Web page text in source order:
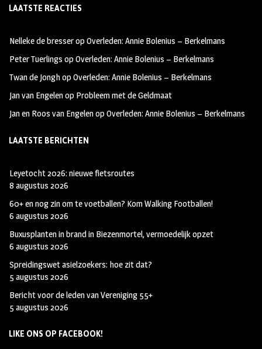
b
oo
k
ag
m
tt
LAATSTE REACTIES
Nelleke de bresseropOverleden: Annie Bolenius – Berkelmans
Peter Tuerlings opOverleden: Annie Bolenius – Berkelmans
Twan de JonghopOverleden: Annie Bolenius – Berkelmans
Jan van Engelenop Probleem met de Geldmaat
Jan en Roos van EngelenopOverleden: Annie Bolenius – Berkelmans
LAATSTE BERICHTEN
Leyetocht 2026: nieuwe fietsroutes
8 augustus 2026
60+ en nog zin om te voetballen? Kom Walking Footballen!
6 augustus 2026
Buxusplanten in brand in Biezenmortel, vermoedelijk opzet
6 augustus 2026
Spreidingswet asielzoekers: hoe zit dat?
5 augustus 2026
Bericht voor de leden van Vereniging 55+
5 augustus 2026
LIKE ONS OP FACEBOOK!